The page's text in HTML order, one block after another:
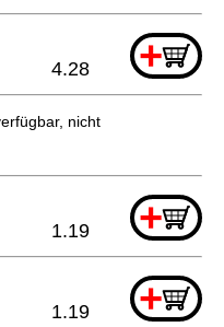
+
4.28
nicht bestellbar
+
1.19
+
1.19